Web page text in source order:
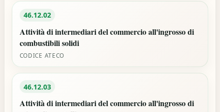
46.12.02
Attività di intermediari del commercio all'ingrosso di
combustibili solidi
CODICE ATECO
46.12.03
Attività di intermediari del commercio all'ingrosso di